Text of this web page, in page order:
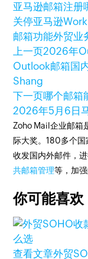
亚马逊邮箱注册
关停亚马逊
邮箱功能外贸业
上一页2026年
Outlook邮箱国
Shang
下一页哪个邮箱
2026年5月6日
Zoho Mail企业邮箱
际大奖。180多个
收发国内外邮件，
共邮箱管理等，加
你可能喜欢
查看文章外贸